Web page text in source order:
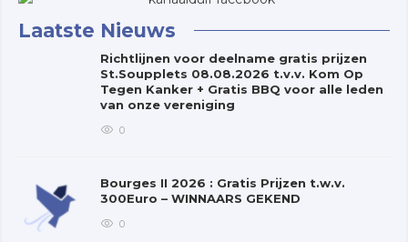
Laatste Nieuws
Richtlijnen voor deelname gratis prijzen
St.Soupplets 08.08.2026 t.v.v. Kom Op
Tegen Kanker + Gratis BBQ voor alle leden
van onze vereniging
0
Bourges II 2026 : Gratis Prijzen t.w.v.
300Euro – WINNAARS GEKEND
0